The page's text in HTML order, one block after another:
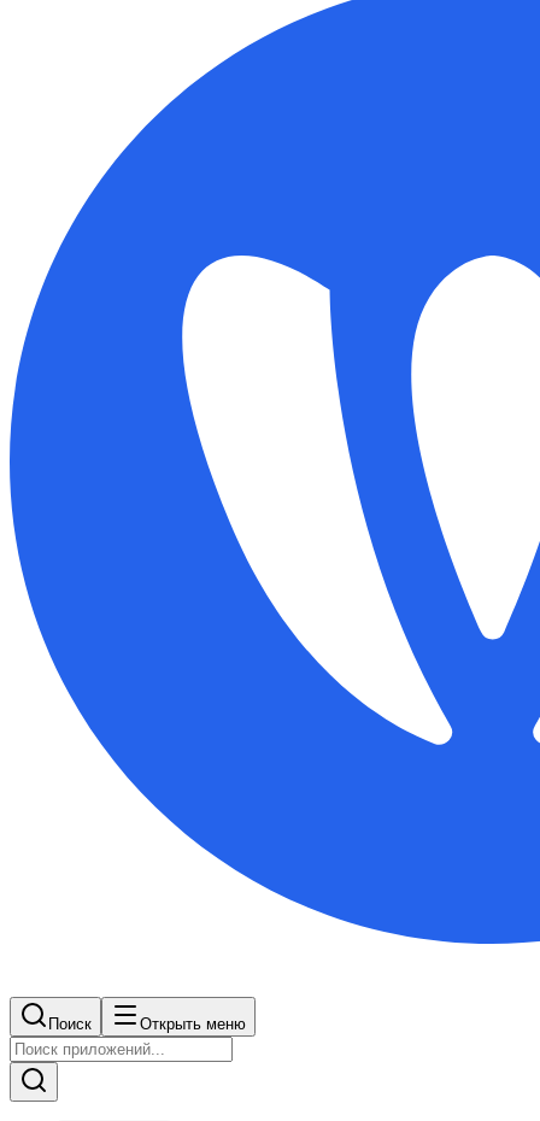
Поиск Открыть меню